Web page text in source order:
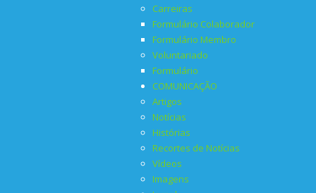
Carreiras
Formulário Colaborador
Formulário Membro
Voluntariado
Formulário
COMUNICAÇÃO
Artigos
Notícias
Histórias
Recortes de Notícias
Vídeos
Imagens